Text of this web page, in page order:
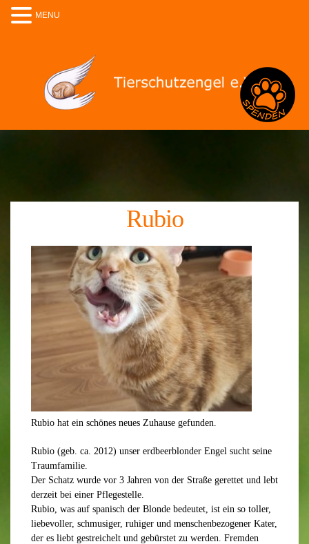
Rubio
Rubio hat ein schönes neues Zuhause gefunden.
Rubio (geb. ca. 2012) unser erdbeerblonder Engel sucht seine
Traumfamilie.
Der Schatz wurde vor 3 Jahren von der Straße gerettet und lebt
derzeit bei einer Pflegestelle.
Rubio, was auf spanisch der Blonde bedeutet, ist ein so toller,
liebevoller, schmusiger, ruhiger und menschenbezogener Kater,
der es liebt gestreichelt und gebürstet zu werden. Fremden
MENU